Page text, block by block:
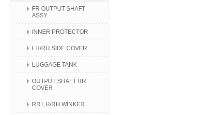
FR OUTPUT SHAFT
ASSY
INNER PROTECTOR
LH/RH SIDE COVER
LUGGAGE TANK
OUTPUT SHAFT RR
COVER
RR LH/RH WINKER